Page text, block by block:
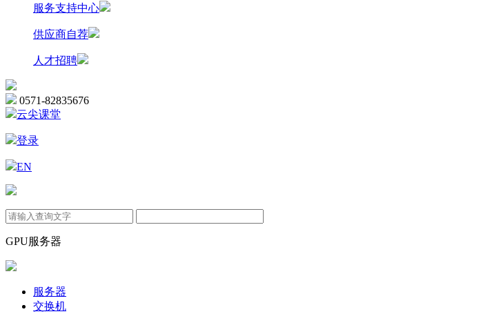
服务支持中心
供应商自荐
人才招聘
0571-82835676
云尖课堂
登录
EN
GPU服务器
服务器
交换机